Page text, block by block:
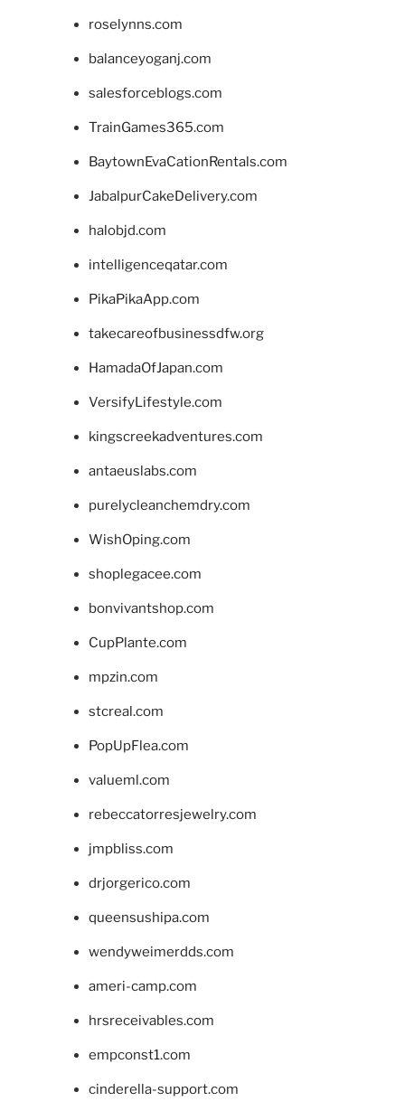
roselynns.com
balanceyoganj.com
salesforceblogs.com
TrainGames365.com
BaytownEvaCationRentals.com
JabalpurCakeDelivery.com
halobjd.com
intelligenceqatar.com
PikaPikaApp.com
takecareofbusinessdfw.org
HamadaOfJapan.com
VersifyLifestyle.com
kingscreekadventures.com
antaeuslabs.com
purelycleanchemdry.com
WishOping.com
shoplegacee.com
bonvivantshop.com
CupPlante.com
mpzin.com
stcreal.com
PopUpFlea.com
valueml.com
rebeccatorresjewelry.com
jmpbliss.com
drjorgerico.com
queensushipa.com
wendyweimerdds.com
ameri-camp.com
hrsreceivables.com
empconst1.com
cinderella-support.com